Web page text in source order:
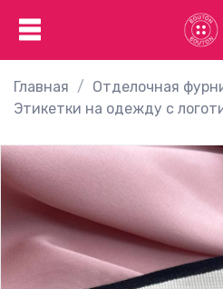
Главная
Отделочная
Этикетки на одежду с